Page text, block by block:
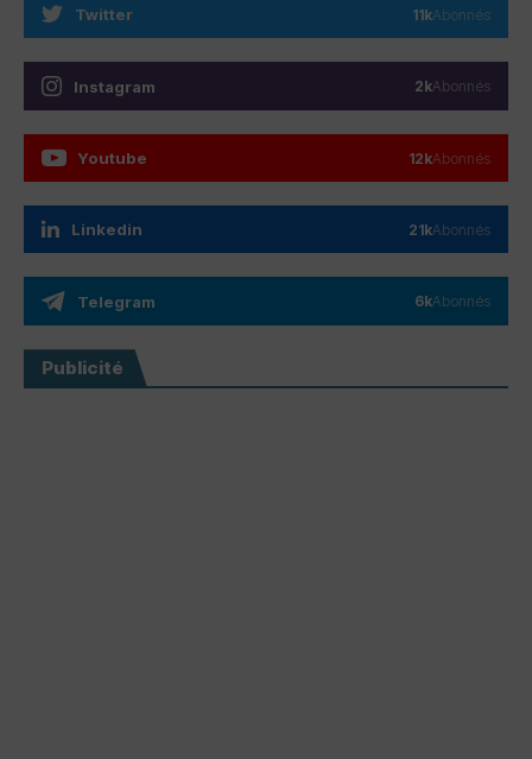
Twitter 11kAbonnés
Instagram 2kAbonnés
Youtube 12kAbonnés
Linkedin 21kAbonnés
Telegram 6kAbonnés
Publicité